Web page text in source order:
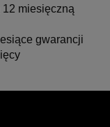
miesięczną
gwarancji